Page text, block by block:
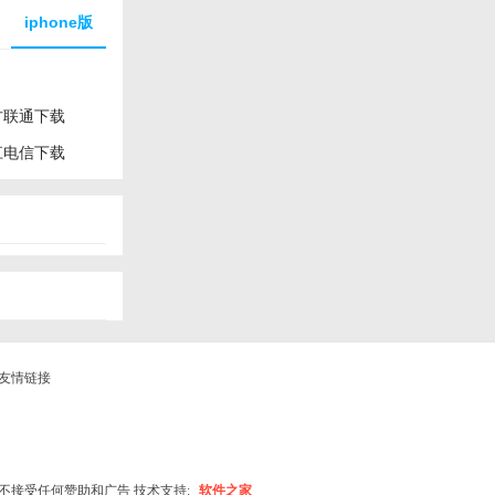
iphone版
通下载
信下载
情链接
接受任何赞助和广告 技术支持: 软件之家